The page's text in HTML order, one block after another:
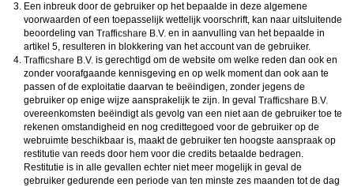
Een inbreuk door de gebruiker op het bepaalde in deze algemene
voorwaarden of een toepasselijk wettelijk voorschrift, kan naar uitsluitende
beoordeling van
en in aanvulling van het bepaalde in
artikel 5, resulteren in blokkering van het account van de gebruiker.
is gerechtigd om de website om welke reden dan ook en
zonder voorafgaande kennisgeving en op welk moment dan ook aan te
passen of de exploitatie daarvan te beëindigen, zonder jegens de
gebruiker op enige wijze aansprakelijk te zijn. In geval
overeenkomsten beëindigt als gevolg van een niet aan de gebruiker toe te
rekenen omstandigheid en nog credittegoed voor de gebruiker op de
webruimte beschikbaar is, maakt de gebruiker ten hoogste aanspraak op
restitutie van reeds door hem voor die credits betaalde bedragen.
Restitutie is in alle gevallen echter niet meer mogelijk in geval de
gebruiker gedurende een periode van ten minste zes maanden tot de dag